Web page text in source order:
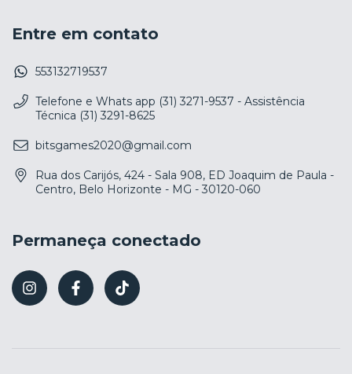
Entre em contato
553132719537
Telefone e Whats app (31) 3271-9537 - Assistência
Técnica (31) 3291-8625
bitsgames2020@gmail.com
Rua dos Carijós, 424 - Sala 908, ED Joaquim de Paula -
Centro, Belo Horizonte - MG - 30120-060
Permaneça conectado